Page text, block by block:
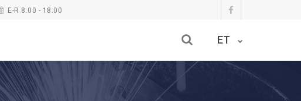
E-R 8.00 - 18:00
ET